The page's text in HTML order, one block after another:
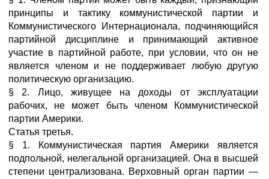
принципы и тактику коммунистической партии и
Коммунистического Интернационала, подчиняющийся
партийной дисциплине и принимающий активное
участие в партийной работе, при условии, что он не
является членом и не поддерживает любую другую
политическую организацию.
§ 2. Лицо, живущее на доходы от эксплуатации
рабочих, не может быть членом Коммунистической
партии Америки.
Статья третья.
§ 1. Коммунистическая партия Америки является
подпольной, нелегальной организацией. Она в высшей
степени централизована. Верховный орган партии —